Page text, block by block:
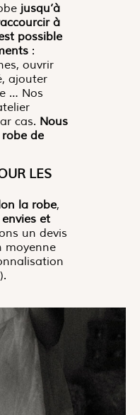
jusqu’à
à
possible
:
ouvrir
ajouter
… Nos
cas. Nous
de
LES
la robe,
et
un devis
moyenne